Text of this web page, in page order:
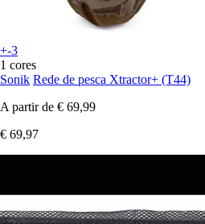
+-3
1 cores
Sonik Rede de pesca Xtractor+ (T44)
A partir de € 69,99
€ 69,97